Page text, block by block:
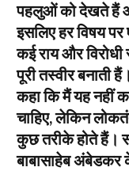
पहलुओं को देखते हैं
इसलिए हर विषय
कई राय और विरोधी
पूरी तस्वीर बनाती
कहा कि मैं यह नहीं
चाहिए, लेकिन
कुछ तरीके होते हैं।
बाबासाहेब अंबेडकर